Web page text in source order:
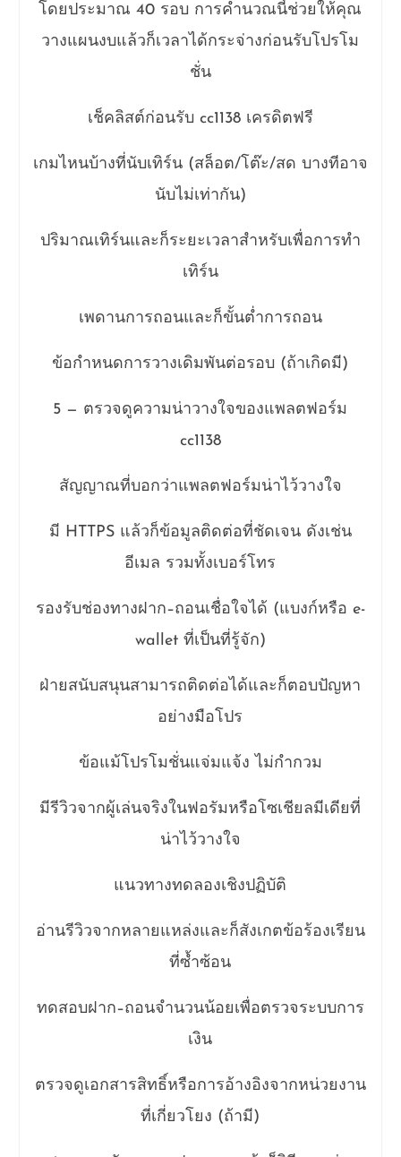
โดยประมาณ 40 รอบ การคำนวณนี้ช่วยให้คุณ
วางแผนงบแล้วก็เวลาได้กระจ่างก่อนรับโปรโม
ชั่น
เช็คลิสต์ก่อนรับ cc1138 เครดิตฟรี
เกมไหนบ้างที่นับเทิร์น (สล็อต/โต๊ะ/สด บางทีอาจ
นับไม่เท่ากัน)
ปริมาณเทิร์นและก็ระยะเวลาสำหรับเพื่อการทำ
เทิร์น
เพดานการถอนและก็ขั้นต่ำการถอน
ข้อกำหนดการวางเดิมพันต่อรอบ (ถ้าเกิดมี)
5 — ตรวจดูความน่าวางใจของแพลตฟอร์ม
cc1138
สัญญาณที่บอกว่าแพลตฟอร์มน่าไว้วางใจ
มี HTTPS แล้วก็ข้อมูลติดต่อที่ชัดเจน ดังเช่น
อีเมล รวมทั้งเบอร์โทร
รองรับช่องทางฝาก–ถอนเชื่อใจได้ (แบงก์หรือ e-
wallet ที่เป็นที่รู้จัก)
ฝ่ายสนับสนุนสามารถติดต่อได้และก็ตอบปัญหา
อย่างมือโปร
ข้อแม้โปรโมชั่นแจ่มแจ้ง ไม่กำกวม
มีรีวิวจากผู้เล่นจริงในฟอรัมหรือโซเชียลมีเดียที่
น่าไว้วางใจ
แนวทางทดลองเชิงปฏิบัติ
อ่านรีวิวจากหลายแหล่งและก็สังเกตข้อร้องเรียน
ที่ซ้ำซ้อน
ทดสอบฝาก–ถอนจำนวนน้อยเพื่อตรวจระบบการ
เงิน
ตรวจดูเอกสารสิทธิ์หรือการอ้างอิงจากหน่วยงาน
ที่เกี่ยวโยง (ถ้ามี)